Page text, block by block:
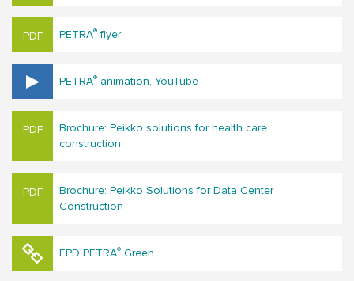
PETRA® flyer
PETRA® animation, YouTube
Brochure: Peikko solutions for hea​lth care
construction
Brochure: Peikko Solutions for Data Center
Construction
EPD PETRA® Green